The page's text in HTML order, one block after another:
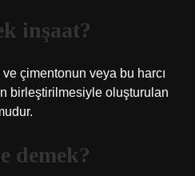
inşaat?
çimentonun veya bu harcı
birleştirilmesiyle oluşturulan
demek?